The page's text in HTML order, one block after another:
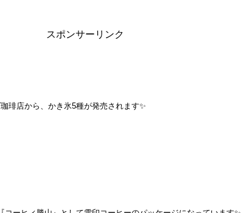
スポンサーリンク
琲店から、かき氷5種が発売されます✨